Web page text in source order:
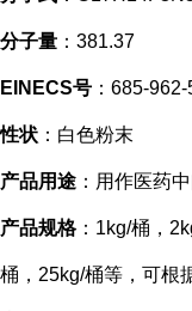
分子量 ：381.37
EINECS号 ：685-962-
性状 ：白色粉末
产品用途 ：用作医药
产品规格：1kg/桶，
桶，25kg/桶等，可根